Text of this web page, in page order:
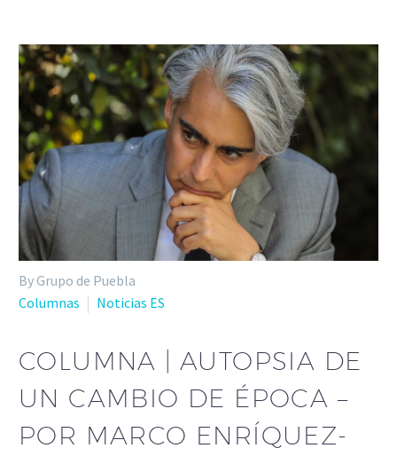
By Grupo de Puebla
Columnas
Noticias ES
COLUMNA | AUTOPSIA DE
UN CAMBIO DE ÉPOCA –
POR MARCO ENRÍQUEZ-